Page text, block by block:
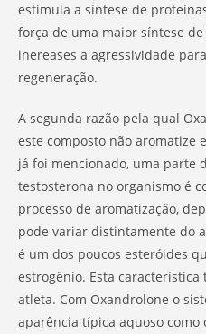
estimula a síntese de
força de uma maior síntese
inereases a agressividade
regeneração.
A segunda razão pela qual
este composto não aromatize
já foi mencionado, uma parte
testosterona no organismo é
processo de aromatização,
pode variar distintamente do
é um dos poucos esteróides
estrogênio. Esta
atleta. Com Oxandrolone o
aparência típica aquoso como